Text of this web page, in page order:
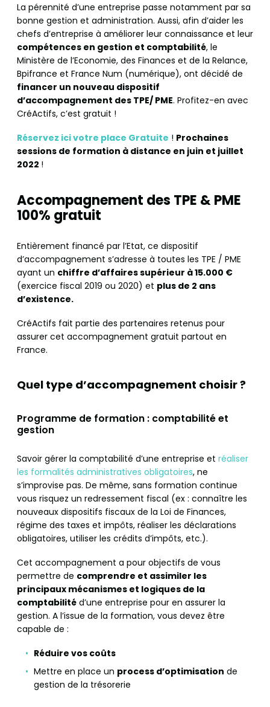
La pérennité d’une entreprise passe notamment par sa
bonne gestion et administration. Aussi, afin d’aider les
chefs d’entreprise à améliorer leur connaissance et leur
compétences en gestion et comptabilité, le
Ministère de l’Economie, des Finances et de la Relance,
Bpifrance et France Num (numérique), ont décidé de
financer un nouveau dispositif
d’accompagnement des TPE/ PME. Profitez-en avec
CréActifs, c’est gratuit !
Réservez ici votre place Gratuite ! Prochaines
sessions de formation à distance en juin et juillet
2022 !
Accompagnement des TPE & PME
100% gratuit
Entièrement financé par l’Etat, ce dispositif
d’accompagnement s’adresse à toutes les TPE / PME
ayant un chiffre d’affaires supérieur à 15.000 €
(exercice fiscal 2019 ou 2020) et plus de 2 ans
d’existence.
CréActifs fait partie des partenaires retenus pour
assurer cet accompagnement gratuit partout en
France.
Quel type d’accompagnement choisir ?
Programme de formation : comptabilité et
gestion
Savoir gérer la comptabilité d’une entreprise et réaliser
les formalités administratives obligatoires, ne
s’improvise pas. De même, sans formation continue
vous risquez un redressement fiscal (ex : connaître les
nouveaux dispositifs fiscaux de la Loi de Finances,
régime des taxes et impôts, réaliser les déclarations
obligatoires, utiliser les crédits d’impôts, etc.).
Cet accompagnement a pour objectifs de vous
permettre de comprendre et assimiler les
principaux mécanismes et logiques de la
comptabilité d’une entreprise pour en assurer la
gestion. A l’issue de la formation, vous devez être
capable de :
Réduire vos coûts
Mettre en place un process d’optimisation de
gestion de la trésorerie